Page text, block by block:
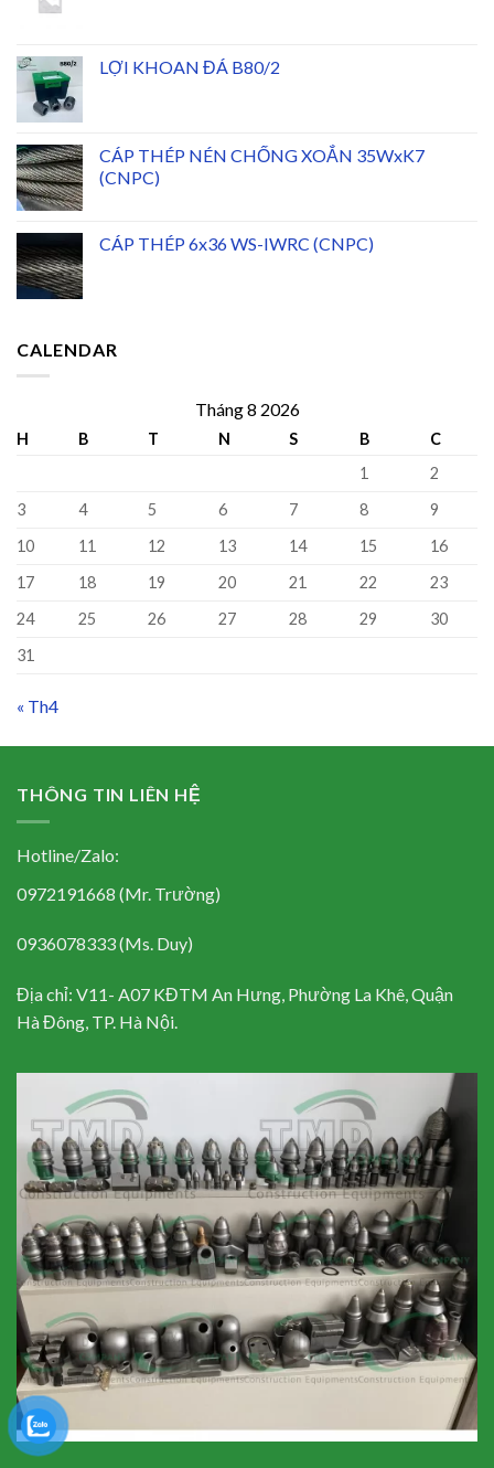
LỢI KHOAN ĐÁ B80/2
CÁP THÉP NÉN CHỐNG XOẮN 35WxK7
(CNPC)
CÁP THÉP 6x36 WS-IWRC (CNPC)
CALENDAR
Tháng 8 2026
H B T N S B
C
1
2
3
4 5 6 7 8
9
10
11 12 13 14 15
16
17
18 19 20 21 22
23
24
25 26 27 28 29
30
31
« Th4
THÔNG TIN LIÊN HỆ
Hotline/Zalo:
0972191668 (Mr. Trường)
0936078333 (Ms. Duy)
Địa chỉ: V11- A07 KĐTM An Hưng, Phường La Khê, Quận
Hà Đông, TP. Hà Nội.